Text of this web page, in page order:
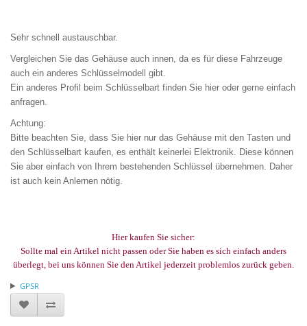
Sehr schnell austauschbar.
Vergleichen Sie das Gehäuse auch innen, da es für diese Fahrzeuge
auch ein anderes Schlüsselmodell gibt.
Ein anderes Profil beim Schlüsselbart finden Sie hier oder gerne einfach
anfragen.
Achtung:
Bitte beachten Sie, dass Sie hier nur das Gehäuse mit den Tasten und
den Schlüsselbart kaufen, es enthält keinerlei Elektronik. Diese können
Sie aber einfach von Ihrem bestehenden Schlüssel übernehmen. Daher
ist auch kein Anlernen nötig.
Hier kaufen Sie sicher:
Sollte mal ein Artikel nicht passen oder Sie haben es sich einfach anders
überlegt, bei uns können Sie den Artikel jederzeit problemlos zurück geben.
GPSR